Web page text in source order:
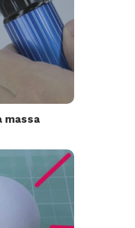
massa